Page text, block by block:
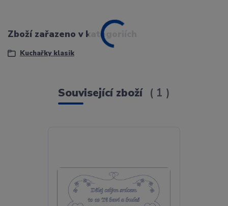
Zboží zařazeno v kategoriích
Kuchařky klasik
Související zboží 1